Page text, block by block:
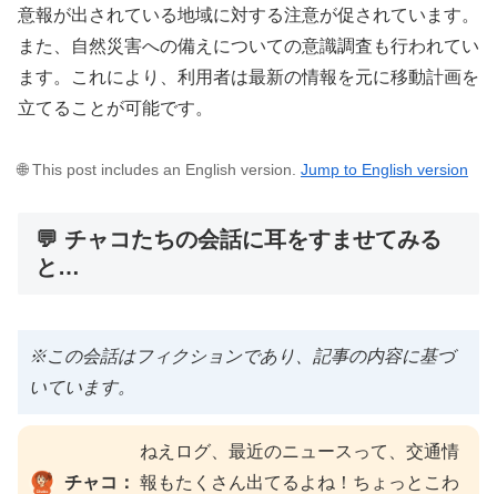
意報が出されている地域に対する注意が促されています。
また、自然災害への備えについての意識調査も行われてい
ます。これにより、利用者は最新の情報を元に移動計画を
立てることが可能です。
🌐 This post includes an English version. Jump to English version
💬 チャコたちの会話に耳をすませてみる
と…
※この会話はフィクションであり、記事の内容に基づ
いています。
チャコ：
ねえログ、最近のニュースって、交通情
報もたくさん出てるよね！ちょっとこわ